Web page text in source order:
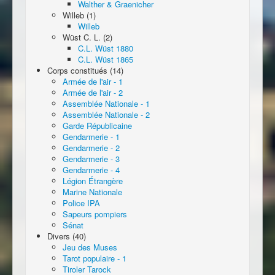
Walther & Graenicher
Willeb (1)
Willeb
Wüst C. L. (2)
C.L. Wüst 1880
C.L. Wüst 1865
Corps constitués (14)
Armée de l'air - 1
Armée de l'air - 2
Assemblée Nationale - 1
Assemblée Nationale - 2
Garde Républicaine
Gendarmerie - 1
Gendarmerie - 2
Gendarmerie - 3
Gendarmerie - 4
Légion Étrangère
Marine Nationale
Police IPA
Sapeurs pompiers
Sénat
Divers (40)
Jeu des Muses
Tarot populaire - 1
Tiroler Tarock